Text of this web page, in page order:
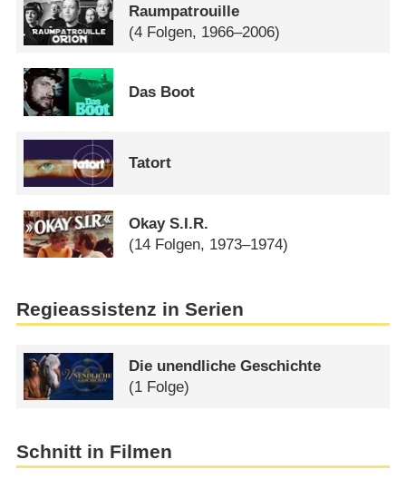
Raumpatrouille
(4 Folgen, 1966–2006)
Das Boot
Tatort
Okay S.I.R.
(14 Folgen, 1973–1974)
Regieassistenz in Serien
Die unendliche Geschichte
(1 Folge)
Schnitt in Filmen